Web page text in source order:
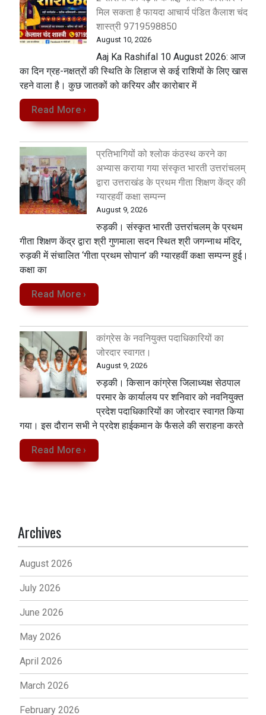
मिल सकता है फायदा आचार्य पंडित कैलाश चंद
शास्त्री 9719598850
August 10, 2026
Aaj Ka Rashifal 10 August 2026: आज
का दिन ग्रह-नक्षत्रों की स्थिति के लिहाज से कई राशियों के लिए खास
रहने वाला है। कुछ जातकों को करियर और कारोबार में
Read More ›
प्रतिभागियों को श्लोक कंठस्थ करने का
अभ्यास कराया गया संस्कृत भारती उत्तरांचलम्
द्वारा उत्तराखंड के प्रथम गीता शिक्षण केंद्र की
ग्यारहवीं कक्षा सम्पन्न
August 9, 2026
रुड़की। संस्कृत भारती उत्तरांचलम् के प्रथम
गीता शिक्षण केंद्र द्वारा श्री गुणमाला सदन स्थित श्री जगन्नाथ मंदिर,
रुड़की में संचालित ‘गीता प्रथम सोपान’ की ग्यारहवीं कक्षा सम्पन्न हुई।
कक्षा का
Read More ›
कांग्रेस के नवनियुक्त पदाधिकारियों का
जोरदार स्वागत।
August 9, 2026
रुड़की। किसान कांग्रेस जिलाध्यक्ष सेठपाल
परमार के कार्यालय पर शनिवार को नवनियुक्त
प्रदेश पदाधिकारियों का जोरदार स्वागत किया
गया। इस दौरान सभी ने प्रदेश हाईकमान के फैसले की सराहना करते
Read More ›
Archives
August 2026
July 2026
June 2026
May 2026
April 2026
March 2026
February 2026